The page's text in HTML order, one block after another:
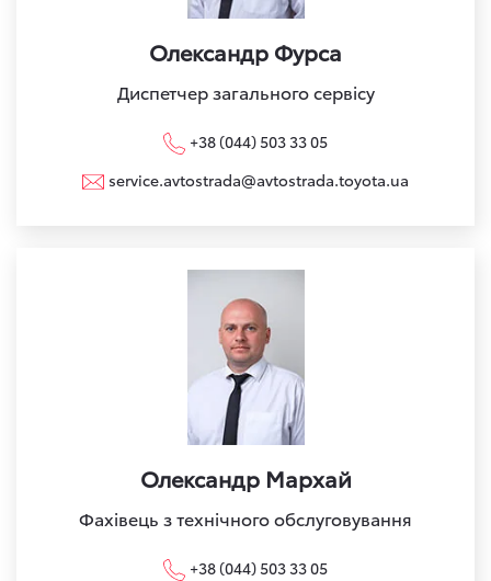
Олександр Фурса
Диспетчер загального сервісу
+38 (044) 503 33 05
service.avtostrada@avtostrada.toyota.ua
Олександр Мархай
Фахівець з технічного обслуговування
+38 (044) 503 33 05